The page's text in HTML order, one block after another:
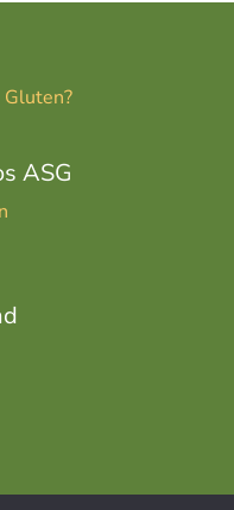
Gluten?
ASG